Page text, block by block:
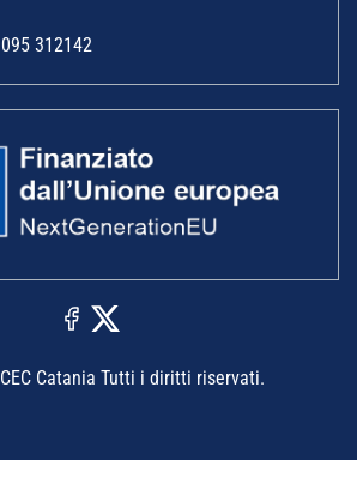
312142
Catania Tutti i diritti riservati.